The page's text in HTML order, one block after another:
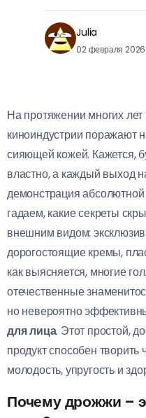
Julia
02 февраля 2026
На протяжении многих
киноиндустрии поражают
сияющей кожей. Кажется,
властно, а каждый выход
демонстрация
гадаем, какие секреты
внешним видом:
дорогостоящие кремы,
как выясняется, многие
отечественные
но невероятно
для лица. Этот простой,
продукт способен
молодость, упругость и
Почему дрожжи –